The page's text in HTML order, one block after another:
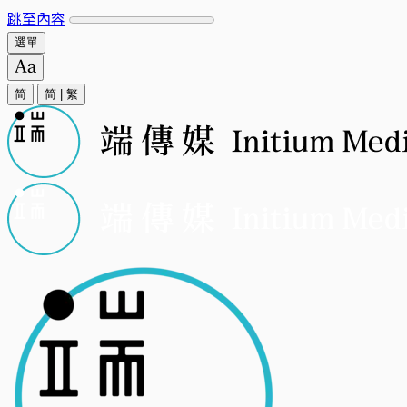
跳至內容
選單
简 简 繁